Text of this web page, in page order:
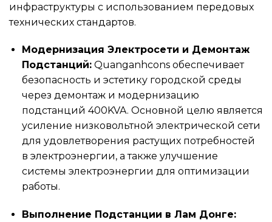
инфраструктуры с использованием передовых
технических стандартов.
Модернизация Электросети и Демонтаж
Подстанций:Quanganhcons обеспечивает
безопасность и эстетику городской среды
через демонтаж и модернизацию
подстанций 400KVA. Основной целю является
усиление низковольтной электрической сети
для удовлетворения растущих потребностей
в электроэнергии, а также улучшение
системы электроэнергии для оптимизации
работы.
Выполнение Подстанции в Лам Донге: